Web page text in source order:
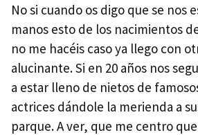
No si cuando os digo que se nos
manos esto de los nacimientos
no me hacéis caso ya llego con
alucinante. Si en 20 años nos
a estar lleno de nietos de
actrices dándole la merienda a
parque. A ver, que me centro